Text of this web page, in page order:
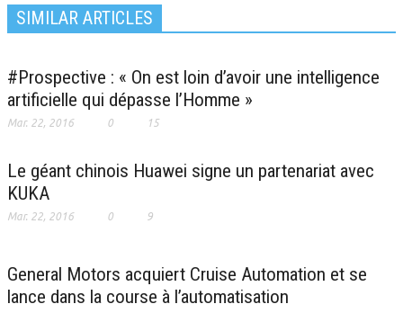
SIMILAR ARTICLES
#Prospective : « On est loin d’avoir une intelligence
artificielle qui dépasse l’Homme »
Mar. 22, 2016 0 15
Le géant chinois Huawei signe un partenariat avec
KUKA
Mar. 22, 2016 0 9
General Motors acquiert Cruise Automation et se
lance dans la course à l’automatisation